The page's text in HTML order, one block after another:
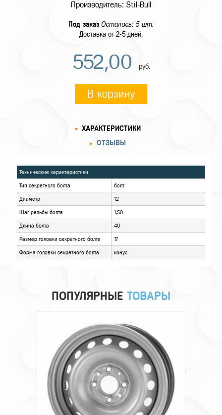
Производитель: Stil-Bull
Под заказ Осталось: 5 шт.
Доставка от 2-5 дней.
552,00 руб.
В корзину
ХАРАКТЕРИСТИКИ
ОТЗЫВЫ
ПОПУЛЯРНЫЕ ТОВАРЫ